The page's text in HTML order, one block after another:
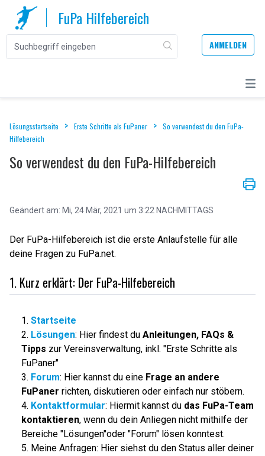
FuPa Hilfebereich
ANMELDEN
Lösungsstartseite Erste Schritte als FuPaner
So verwendest du den FuPa-
Hilfebereich
So verwendest du den FuPa-Hilfebereich
Geändert am: Mi, 24 Mär, 2021 um 3:22 NACHMITTAGS
Der FuPa-Hilfebereich ist die erste Anlaufstelle für alle
deine Fragen zu FuPa.net.
1. Kurz erklärt: Der FuPa-Hilfebereich
1. Startseite
2. Lösungen: Hier findest du Anleitungen, FAQs &
Tipps zur Vereinsverwaltung, inkl. "Erste Schritte als
FuPaner"
3. Forum: Hier kannst du eine Frage an andere
FuPaner richten, diskutieren oder einfach nur stöbern.
4. Kontaktformular: Hiermit kannst du das FuPa-Team
kontaktieren, wenn du dein Anliegen nicht mithilfe der
Bereiche "Lösungen"oder "Forum" lösen konntest.
5. Meine Anfragen: Hier siehst du den Status aller deiner